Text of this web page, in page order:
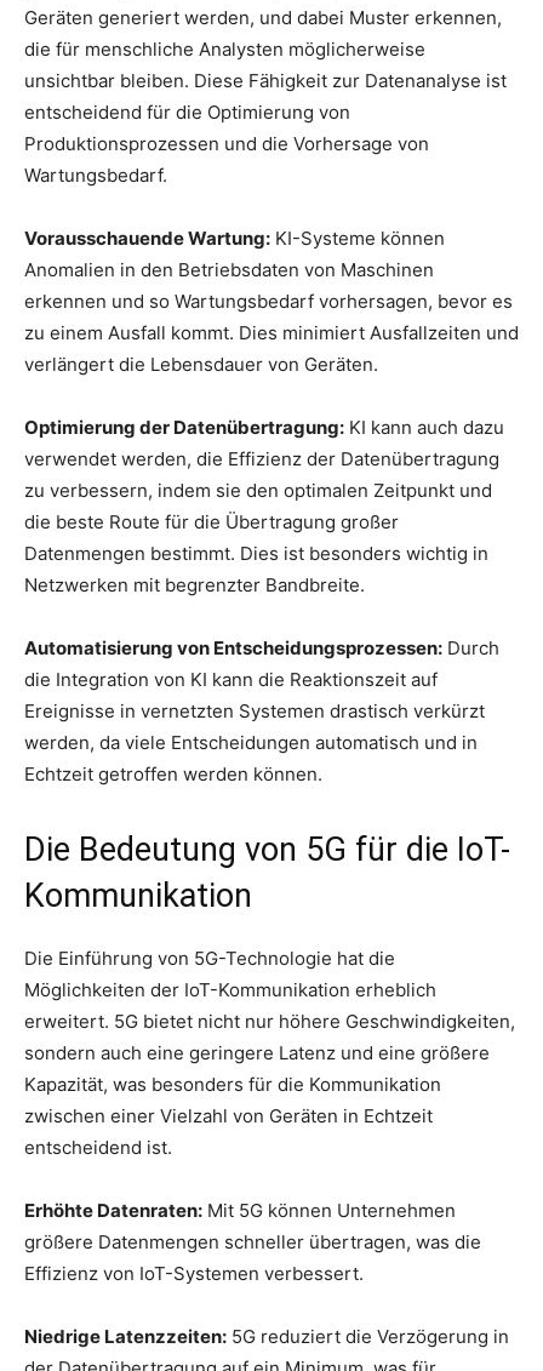
Geräten generiert werden, und dabei Muster erkennen,
die für menschliche Analysten möglicherweise
unsichtbar bleiben. Diese Fähigkeit zur Datenanalyse ist
entscheidend für die Optimierung von
Produktionsprozessen und die Vorhersage von
Wartungsbedarf.
Vorausschauende Wartung: KI-Systeme können
Anomalien in den Betriebsdaten von Maschinen
erkennen und so Wartungsbedarf vorhersagen, bevor es
zu einem Ausfall kommt. Dies minimiert Ausfallzeiten und
verlängert die Lebensdauer von Geräten.
Optimierung der Datenübertragung: KI kann auch dazu
verwendet werden, die Effizienz der Datenübertragung
zu verbessern, indem sie den optimalen Zeitpunkt und
die beste Route für die Übertragung großer
Datenmengen bestimmt. Dies ist besonders wichtig in
Netzwerken mit begrenzter Bandbreite.
Automatisierung von Entscheidungsprozessen: Durch
die Integration von KI kann die Reaktionszeit auf
Ereignisse in vernetzten Systemen drastisch verkürzt
werden, da viele Entscheidungen automatisch und in
Echtzeit getroffen werden können.
Die Bedeutung von 5G für die IoT-
Kommunikation
Die Einführung von 5G-Technologie hat die
Möglichkeiten der IoT-Kommunikation erheblich
erweitert. 5G bietet nicht nur höhere Geschwindigkeiten,
sondern auch eine geringere Latenz und eine größere
Kapazität, was besonders für die Kommunikation
zwischen einer Vielzahl von Geräten in Echtzeit
entscheidend ist.
Erhöhte Datenraten: Mit 5G können Unternehmen
größere Datenmengen schneller übertragen, was die
Effizienz von IoT-Systemen verbessert.
Niedrige Latenzzeiten: 5G reduziert die Verzögerung in